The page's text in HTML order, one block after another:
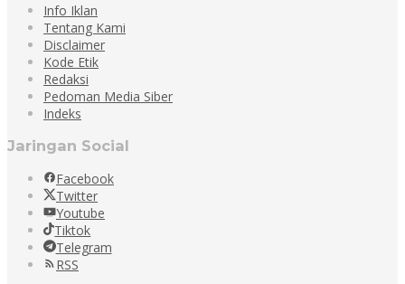
Info Iklan
Tentang Kami
Disclaimer
Kode Etik
Redaksi
Pedoman Media Siber
Indeks
Jaringan Social
Facebook
Twitter
Youtube
Tiktok
Telegram
RSS